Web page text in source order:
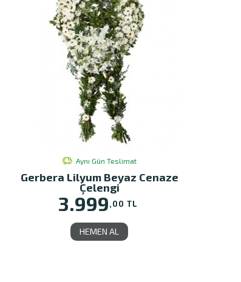
Aynı Gün Teslimat
Gerbera Lilyum Beyaz Cenaze
Çelengi
3.999,00 TL
HEMEN AL